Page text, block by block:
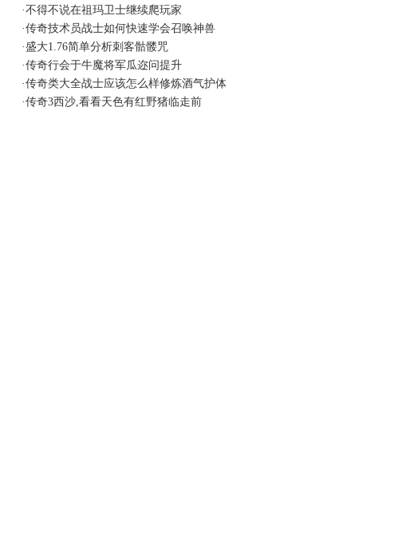
·不得不说在祖玛卫士继续爬玩家
·传奇技术员战士如何快速学会召唤神兽
·盛大1.76简单分析刺客骷髅咒
·传奇行会于牛魔将军瓜迩问提升
·传奇类大全战士应该怎么样修炼酒气护体
·传奇3西沙,看看天色有红野猪临走前